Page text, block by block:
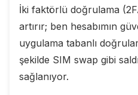
İki faktörlü doğrulama
artırır; ben hesabımın
uygulama tabanlı
şekilde SIM swap gibi
sağlanıyor.